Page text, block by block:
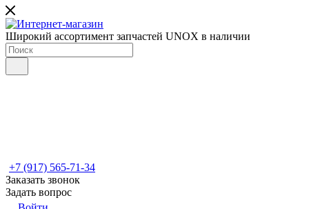
Широкий ассортимент запчастей UNOX в наличии
+7 (917) 565-71-34
Заказать звонок
Задать вопрос